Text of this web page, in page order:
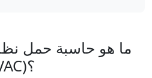
ما هو حاسبة حمل
وتكييف الهواء (HVAC)؟